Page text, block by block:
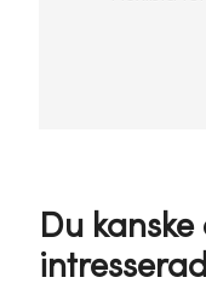
Du